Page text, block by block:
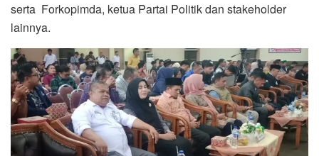
serta Forkopimda, ketua Partai Politik dan stakeholder
lainnya.